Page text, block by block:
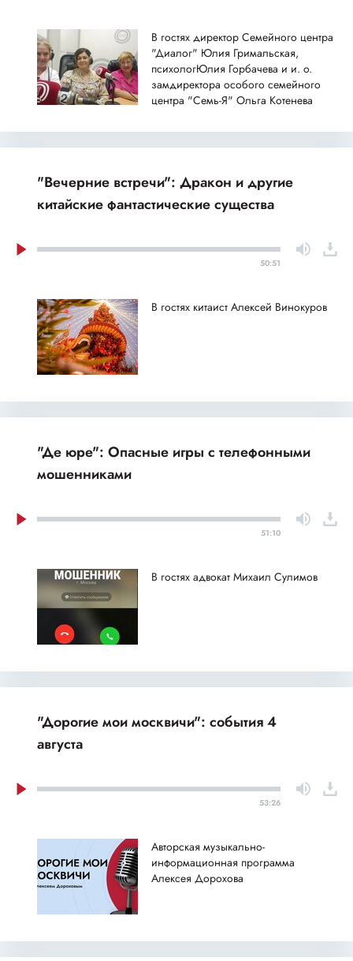
В гостях директор Семейного центра
"Диалог" Юлия Гримальская,
психологЮлия Горбачева и и. о.
замдиректора особого семейного
центра "Семь-Я" Ольга Котенева
"Вечерние встречи": Дракон и другие
китайские фантастические существа
50:51
В гостях китаист Алексей Винокуров
"Де юре": Опасные игры с телефонными
мошенниками
51:10
В гостях адвокат Михаил Сулимов
"Дорогие мои москвичи": события 4
августа
53:26
Авторская музыкально-
информационная программа
Алексея Дорохова